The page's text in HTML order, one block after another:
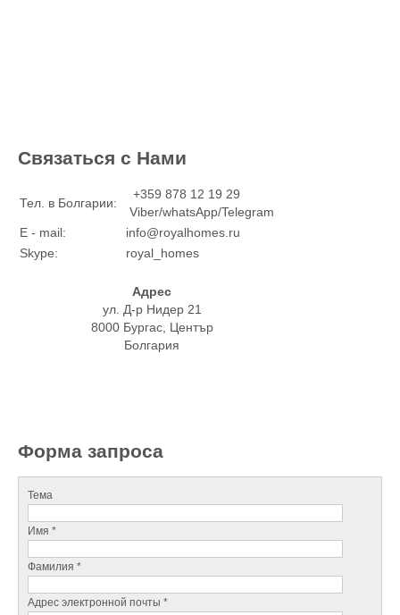
Связаться с Нами
Тел. в Болгарии:
+359 878 12 19 29
Viber/whatsApp/Telegram
E - mail:
info@royalhomes.ru
Skype:
royal_homes
Адрес
ул. Д-р Нидер 21
8000 Бургас, Център
Болгария
Форма запроса
Тема
Имя *
Фамилия *
Адрес электронной почты *